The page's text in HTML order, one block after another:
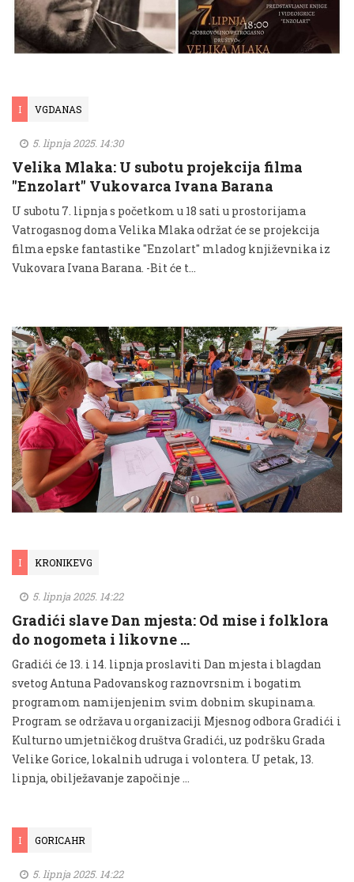
I VGDANAS
5. lipnja 2025. 14:30
Velika Mlaka: U subotu projekcija filma
"Enzolart" Vukovarca Ivana Barana
U subotu 7. lipnja s početkom u 18 sati u prostorijama
Vatrogasnog doma Velika Mlaka održat će se projekcija
filma epske fantastike "Enzolart" mladog književnika iz
Vukovara Ivana Barana. -Bit će t...
I KRONIKEVG
5. lipnja 2025. 14:22
Gradići slave Dan mjesta: Od mise i folklora
do nogometa i likovne …
Gradići će 13. i 14. lipnja proslaviti Dan mjesta i blagdan
svetog Antuna Padovanskog raznovrsnim i bogatim
programom namijenjenim svim dobnim skupinama.
Program se održava u organizaciji Mjesnog odbora Gradići i
Kulturno umjetničkog društva Gradići, uz podršku Grada
Velike Gorice, lokalnih udruga i volontera. U petak, 13.
lipnja, obilježavanje započinje …
I GORICAHR
5. lipnja 2025. 14:22